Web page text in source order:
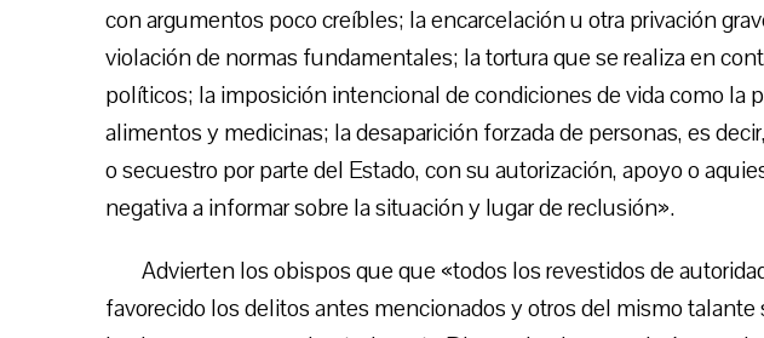
con argumentos poco creíbles; la encarcelación u otra privación
violación de normas fundamentales; la tortura que se realiza en
políticos; la imposición intencional de condiciones de vida como la
alimentos y medicinas; la desaparición forzada de personas, es
o secuestro por parte del Estado, con su autorización, apoyo o
negativa a informar sobre la situación y lugar de reclusión».
Advierten los obispos que que «todos los revestidos de
favorecido los delitos antes mencionados y otros del mismo